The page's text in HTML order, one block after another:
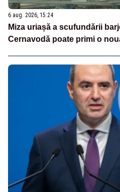
6 aug. 2026, 15:24
Miza uriașă a scufundării
Cernavodă poate primi o